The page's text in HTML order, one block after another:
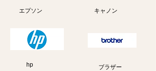
エプソン
hp
キャノン
ブラザー